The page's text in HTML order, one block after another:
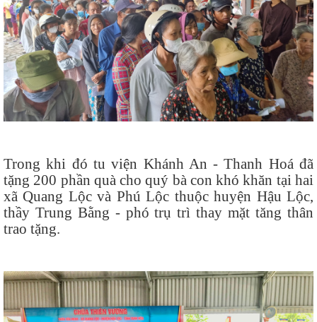
Trong khi đó tu viện Khánh An - Thanh Hoá đã
tặng 200 phần quà cho quý bà con khó khăn tại hai
xã Quang Lộc và Phú Lộc thuộc huyện Hậu Lộc,
thầy Trung Bằng - phó trụ trì thay mặt tăng thân
trao tặng.